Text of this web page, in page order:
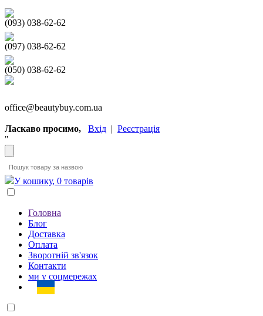
(093) 038-62-62
(097) 038-62-62
(050) 038-62-62
office@beautybuy.com.ua
Ласкаво просимо, Вхід | Реєстрація
"
У кошику, 0 товарів
Головна
Блог
Доставка
Оплата
Зворотній зв'язок
Контакти
ми у соцмережах